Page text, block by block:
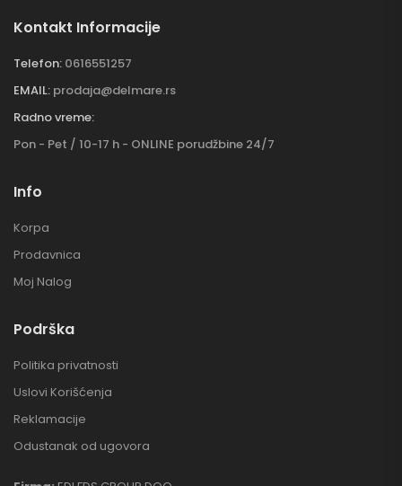
Kontakt Informacije
Telefon: 0616551257
EMAIL: prodaja@delmare.rs
Radno vreme:
Pon - Pet / 10-17 h - ONLINE porudžbine 24/7
Info
Korpa
Prodavnica
Moj Nalog
Podrška
Politika privatnosti
Uslovi Korišćenja
Reklamacije
Odustanak od ugovora